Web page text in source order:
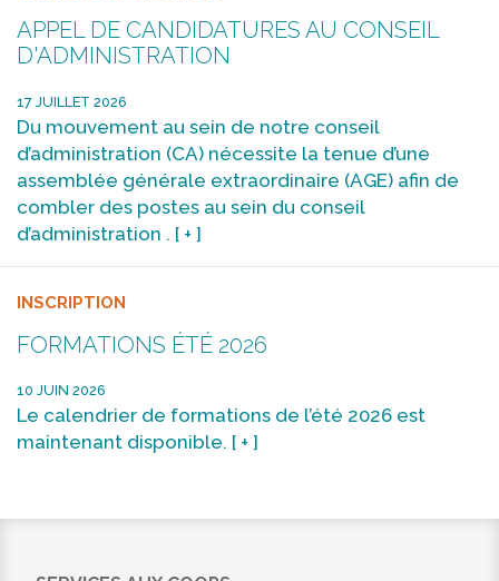
APPEL DE CANDIDATURES AU CONSEIL
D'ADMINISTRATION
17 JUILLET 2026
Du mouvement au sein de notre conseil
d’administration (CA) nécessite la tenue d’une
assemblée générale extraordinaire (AGE) afin de
combler des postes au sein du conseil
d’administration . [ + ]
INSCRIPTION
FORMATIONS ÉTÉ 2026
10 JUIN 2026
Le calendrier de formations de l’été 2026 est
maintenant disponible. [ + ]